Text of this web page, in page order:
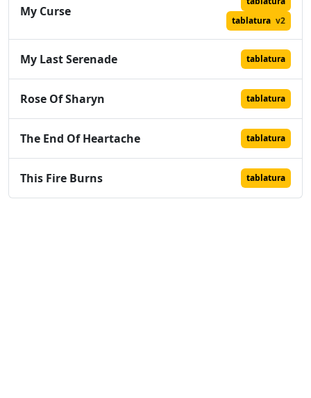
My Curse
tablatura v2
My Last Serenade tablatura
Rose Of Sharyn tablatura
The End Of Heartache tablatura
This Fire Burns tablatura